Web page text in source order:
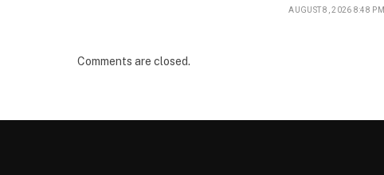
AUGUST 8, 2026 8:48 PM
Comments are closed.